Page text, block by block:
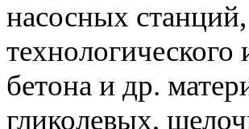
насосных
бетона и др.
гликолевых,